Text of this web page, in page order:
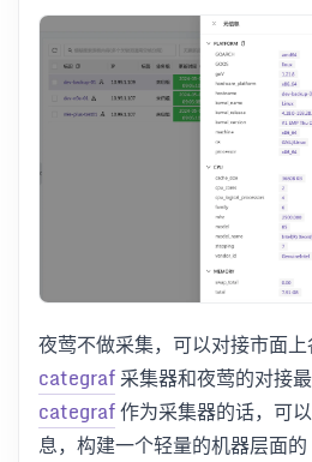
夜莺不做采集，可以对接市面上
categraf采集器和夜莺的对接
categraf作为采集器的话，可
息，构建一个轻量的机器层面的